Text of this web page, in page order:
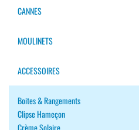
CANNES
MOULINETS
ACCESSOIRES
Boites & Rangements
Clipse Hameçon
Crème Solaire